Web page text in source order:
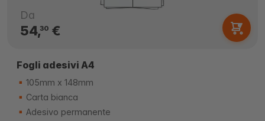
Da
54,30€
Fogli adesivi A4
105mm x 148mm
Carta bianca
Adesivo permanente